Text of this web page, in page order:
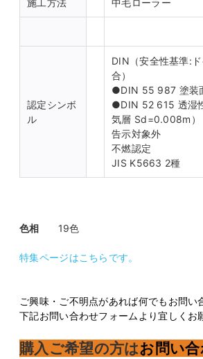
施工方法 中毛ローラー
認定シンボ
ル
DIN（安全性基準:
合）
●DIN 55 987 塗装
●DIN 52 615 透湿
気層 Sd=0.008m）
告示対象外
不燃認定
JIS K5663 2種
色相 19色
特集ページはこちらです。
ご興味・ご不明点があれば何でもお問い
下記お問い合わせフォームより宜しくお
購入ご希望の方はお問い